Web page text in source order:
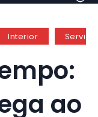
Interior
ao